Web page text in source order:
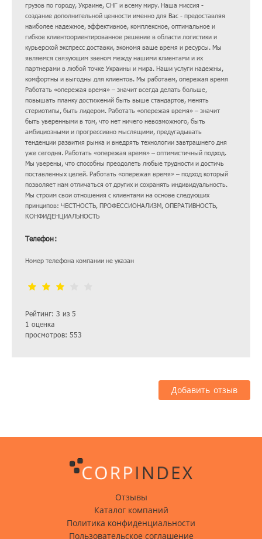
грузов по городу, Украине, СНГ и всему миру. Наша миссия -
создание дополнительной ценности именно для Вас - предоставляя
наиболее надежное, эффективное, комплексное, оптимальное и
гибкое клиентоориентированное решение в области логистики и
курьерской экспресс доставки, экономя ваше время и ресурсы. Мы
являемся связующим звеном между нашими клиентами и их
партнерами в любой точке Украины и мира. Наши услуги надежны,
комфортны и выгодны для клиентов. Мы работаем, опережая время
Работать «опережая время» – значит всегда делать больше,
повышать планку достижений быть выше стандартов, менять
стериотипы, быть лидером. Работать «опережая время» – значит
быть уверенными в том, что нет ничего невозможного, быть
амбициозными и прогрессивно мыслящими, предугадывать
тенденции развития рынка и внедрять технологии завтрашнего дня
уже сегодня. Работать «опережая время» – оптимистичный подход.
Мы уверены, что способны преодолеть любые трудности и достичь
поставленных целей. Работать «опережая время» – подход который
позволяет нам отличаться от других и сохранять индивидуальность.
Мы строим свои отношения с клиентами на основе следующих
принципов: ЧЕСТНОСТЬ, ПРОФЕССИОНАЛИЗМ, ОПЕРАТИВНОСТЬ,
КОНФИДЕНЦИАЛЬНОСТЬ
Рейтинг: 3 из 5
1 оценка
просмотров: 553
Телефон:
Номер телефона компании не указан
Добавить отзыв
Отзывы
Каталог компаний
Политика конфиденциальности
Пользовательское соглашение